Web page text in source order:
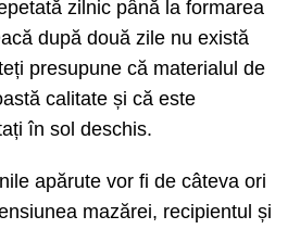
zilnic până la formarea
după două zile nu există
presupune că materialul de
calitate și că este
în sol deschis.
apărute vor fi de câteva ori
mazărei, recipientul și